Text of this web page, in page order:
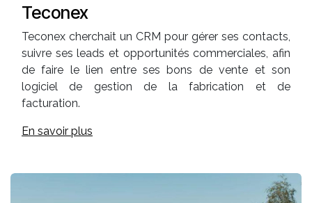
Teconex
Teconex cherchait un CRM pour gérer ses contacts,
suivre ses leads et opportunités commerciales, afin
de faire le lien entre ses bons de vente et son
logiciel de gestion de la fabrication et de
facturation.
En savoir plus